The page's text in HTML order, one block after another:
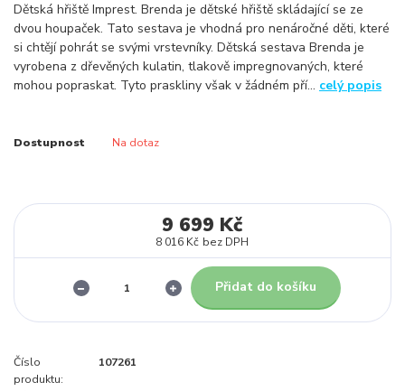
Dětská hřiště Imprest. Brenda je dětské hřiště skládající se ze
dvou houpaček. Tato sestava je vhodná pro nenáročné děti, které
si chtějí pohrát se svými vrstevníky. Dětská sestava Brenda je
vyrobena z dřevěných kulatin, tlakově impregnovaných, které
mohou popraskat. Tyto praskliny však v žádném pří... celý popis
Dostupnost Na dotaz
9 699 Kč
8 016 Kč bez DPH
Přidat do košíku
Číslo
produktu:
107261